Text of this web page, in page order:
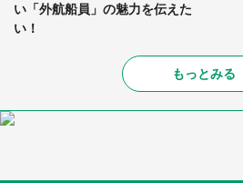
い「外航船員」の魅力を伝えた
い！
もっとみる